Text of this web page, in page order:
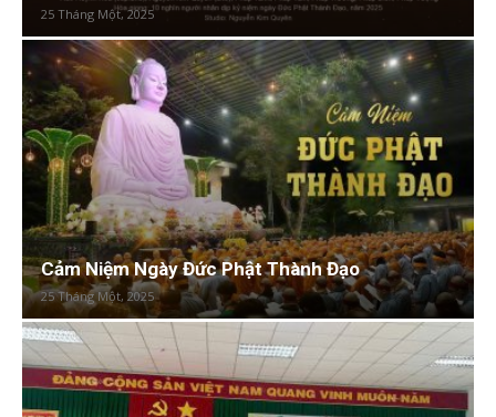
25 Tháng Một, 2025
Cảm Niệm Ngày Đức Phật Thành Đạo
25 Tháng Một, 2025